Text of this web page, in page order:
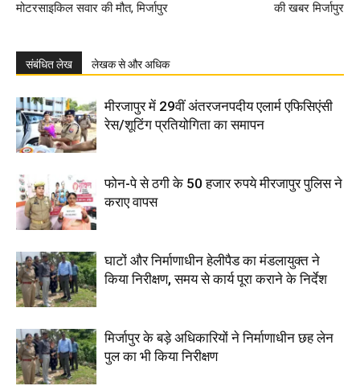
मोटरसाइकिल सवार की मौत, मिर्जापुर
की खबर मिर्जापुर
संबंधित लेख लेखक से और अधिक
मीरजापुर में 29वीं अंतरजनपदीय एलार्म एफिसिएंसी
रेस/शूटिंग प्रतियोगिता का समापन
फोन-पे से ठगी के 50 हजार रुपये मीरजापुर पुलिस ने
कराए वापस
घाटों और निर्माणाधीन हेलीपैड का मंडलायुक्त ने
किया निरीक्षण, समय से कार्य पूरा कराने के निर्देश
मिर्जापुर के बड़े अधिकारियों ने निर्माणाधीन छह लेन
पुल का भी किया निरीक्षण